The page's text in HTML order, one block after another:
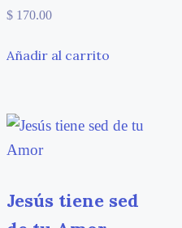
$ 170.00
Añadir al carrito
Jesús tiene sed